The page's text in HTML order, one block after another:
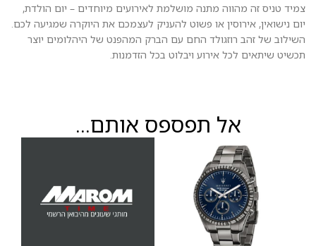
צמיד טניס זה מהווה מתנה מושלמת לאירועים מיוחדים – יום הולדת,
יום נישואין, אירוסין או פשוט להעניק לעצמכם את היוקרה שמגיעה לכם.
השילוב של זהב רוזגולד החם עם הברק המהפנט של היהלומים יוצר
תכשיט שיתאים לכל אירוע ויבלוט בכל הזדמנות.
אל תפספס אותם...